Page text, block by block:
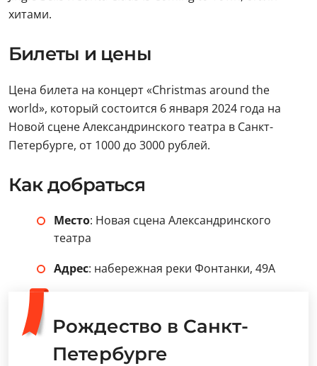
хитами.
Билеты и цены
Цена билета на концерт «Christmas around the
world», который состоится 6 января 2024 года на
Новой сцене Александринского театра в Санкт-
Петербурге, от 1000 до 3000 рублей.
Как добраться
Место: Новая сцена Александринского
театра
Адрес: набережная реки Фонтанки, 49А
Рождество в Санкт-
Петербурге